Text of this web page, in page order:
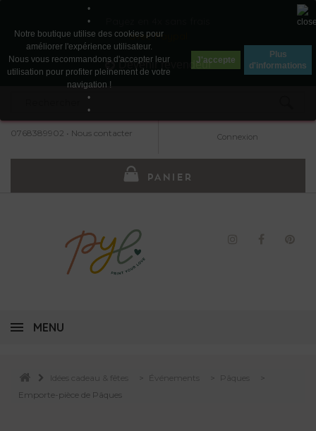
avec Paypal
Devenir revendeur
0768389902 • Nous contacter Connexion
PANIER
•
•
Notre boutique utilise des cookies pour
améliorer l'expérience utilisateur.
Nous vous recommandons d'accepter leur
utilisation pour profiter pleinement de votre
navigation !
•
•
J'accepte
Plus
d'informations
MENU
Idées cadeau & fêtes Événements Pâques
Emporte-pièce de Pâques